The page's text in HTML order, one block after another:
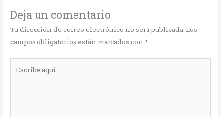
Deja un comentario
Tu dirección de correo electrónico no será publicada. Los
campos obligatorios están marcados con*